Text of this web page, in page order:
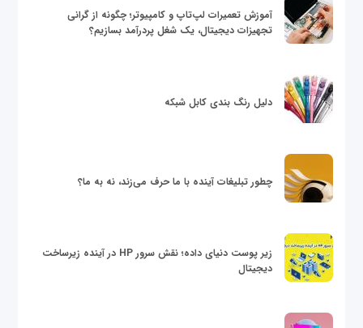
آموزش تعمیرات لپ‌تاپ و کامپیوتر؛ چگونه از گرانی
تجهیزات دیجیتال، یک شغل پردرآمد بسازیم؟
دلیل رنگ بندی کابل شبکه
چطور تبلیغات آینده با ما حرف می‌زند، نه به ما؟
زیر پوست دنیای داده؛ نقش سرور HP در آینده زیرساخت
دیجیتال